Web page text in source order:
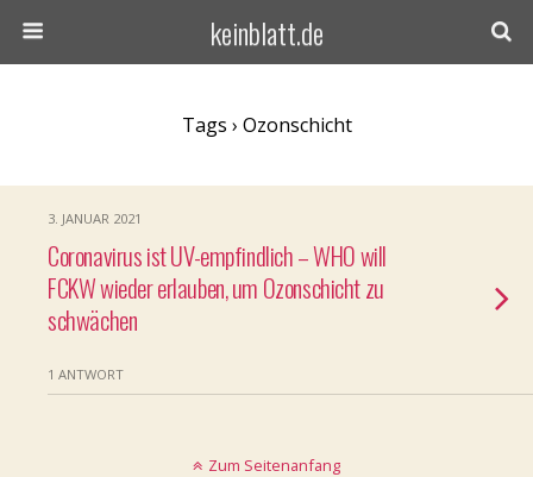
keinblatt.de
Tags › Ozonschicht
3. JANUAR 2021
Coronavirus ist UV-empfindlich – WHO will
FCKW wieder erlauben, um Ozonschicht zu
schwächen
1 ANTWORT
Zum Seitenanfang